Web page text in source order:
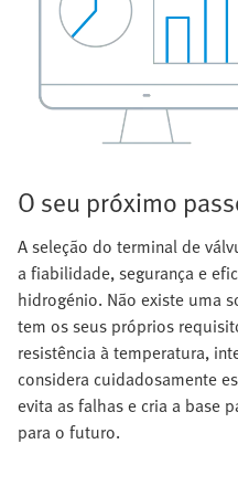
O seu próximo
A seleção do terminal de
a fiabilidade, segurança e
hidrogénio. Não existe uma
tem os seus próprios
resistência à temperatura,
considera cuidadosamente
evita as falhas e cria a base
para o futuro.